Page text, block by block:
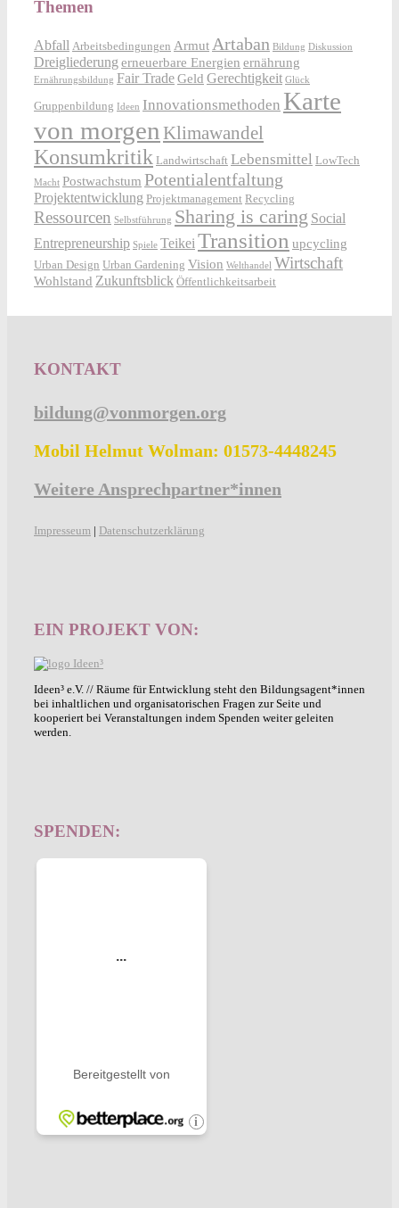
Themen
Abfall Arbeitsbedingungen Armut Artaban Bildung Diskussion
Dreigliederung erneuerbare Energien ernährung
Ernährungsbildung Fair TradeGeld Gerechtigkeit Glück
Gruppenbildung Ideen Innovationsmethoden Karte
von morgen Klimawandel
Konsumkritik Landwirtschaft Lebensmittel LowTech
Macht Postwachstum Potentialentfaltung
Projektentwicklung Projektmanagement Recycling
Ressourcen Selbstführung Sharing is caring Social
Entrepreneurship Spiele Teikei Transition upcycling
Urban Design Urban Gardening Vision Welthandel Wirtschaft
Wohlstand Zukunftsblick Öffentlichkeitsarbeit
KONTAKT
bildung@vonmorgen.org
Mobil Helmut Wolman: 01573-4448245
Weitere Ansprechpartner*innen
Impresseum | Datenschutzerklärung
EIN PROJEKT VON:
Ideen³ e.V. // Räume für Entwicklung steht den Bildungsagent*innen
bei inhaltlichen und organisatorischen Fragen zur Seite und
kooperiert bei Veranstaltungen indem Spenden weiter geleiten
werden.
SPENDEN: